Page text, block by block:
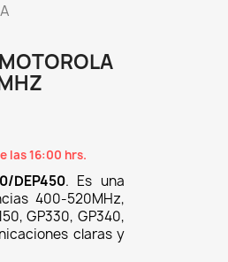
las 16:00 hrs.
DEP450. Es una
400-520MHz,
GP330, GP340,
claras y